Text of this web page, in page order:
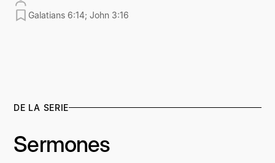
Galatians 6:14; John 3:16
DE LA SERIE
Sermones